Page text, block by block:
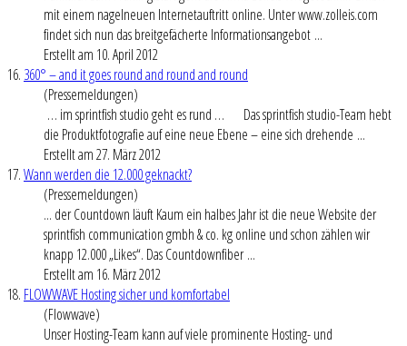
mit einem nagelneuen Internetauftritt online. Unter www.zolleis.com
findet sich nun das breitgefächerte Informationsangebot ...
Erstellt am 10. April 2012
16. 360° – and it goes round and round and round
(Pressemeldungen)
… im sprintfish studio geht es rund … Das sprintfish studio-Team hebt
die Produktfotografie auf eine neue Ebene – eine sich drehende ...
Erstellt am 27. März 2012
17.Wann werden die 12.000 geknackt?
(Pressemeldungen)
... der Countdown läuft Kaum ein halbes Jahr ist die neue Website der
sprintfish communication gmbh & co. kg online und schon zählen wir
knapp 12.000 „Likes“. Das Countdownfiber ...
Erstellt am 16. März 2012
18. FLOWWAVE Hosting sicher und komfortabel
(Flowwave)
Unser Hosting-Team kann auf viele prominente Hosting- und